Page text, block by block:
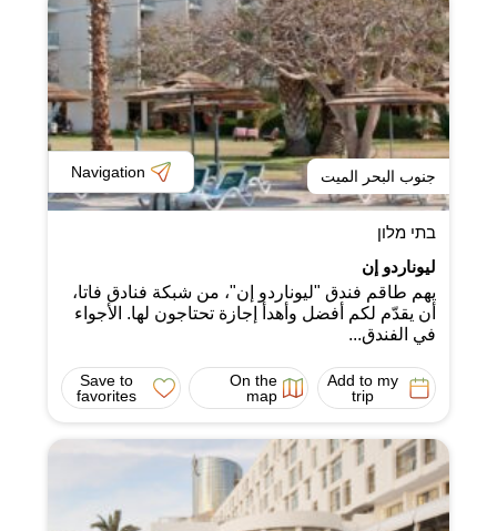
جنوب البحر الميت Navigation
בתי מלון
ليوناردو إن
يهم طاقم فندق "ليوناردو إن"، من شبكة فنادق فاتا،
أن يقدّم لكم أفضل وأهدأ إجازة تحتاجون لها. الأجواء
في الفندق...
Add to my
trip
On the
map
Save to
favorites